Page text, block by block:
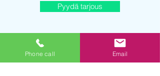
Pyydä tarjous
Phone call Email